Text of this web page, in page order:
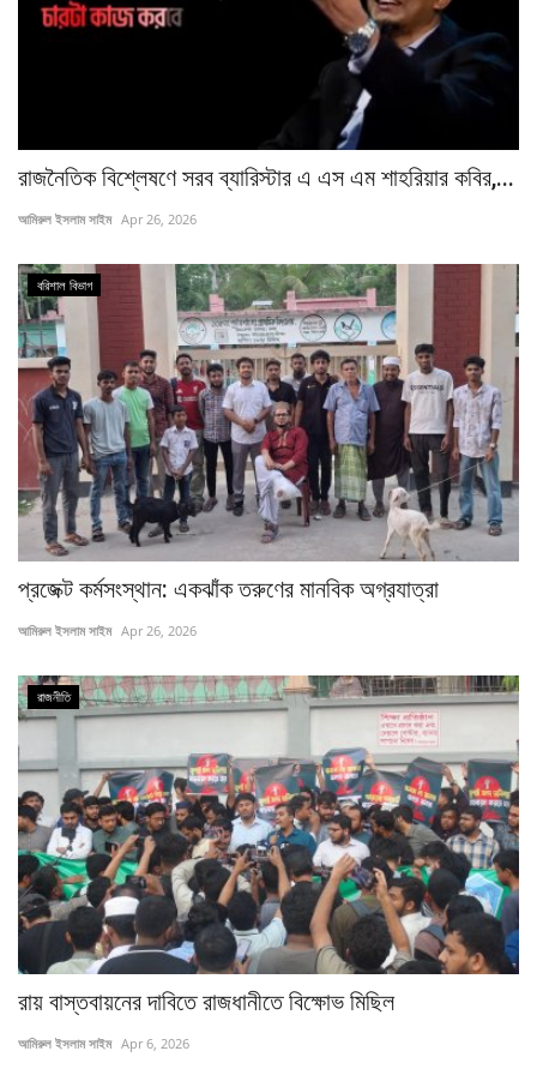
রাজনৈতিক বিশ্লেষণে সরব ব্যারিস্টার এ এস এম শাহরিয়ার কবির,...
আমিরুল ইসলাম সাইম Apr 26, 2026
বরিশাল ‍বিভাগ
প্রজেক্ট কর্মসংস্থান: একঝাঁক তরুণের মানবিক অগ্রযাত্রা
আমিরুল ইসলাম সাইম Apr 26, 2026
রাজনীতি
রায় বাস্তবায়নের দাবিতে রাজধানীতে বিক্ষোভ মিছিল
আমিরুল ইসলাম সাইম Apr 6, 2026